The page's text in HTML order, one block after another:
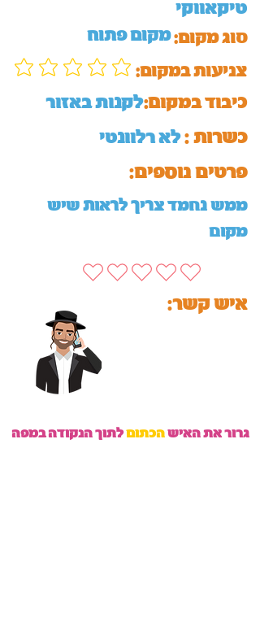
טיקאווקי
סוג מקום:מקום פתוח
:צניעות במקום
לקנות באזורכיבוד במקום:
לא רלוונטי כשרות :
:פרטים נוספים
ממש נחמד צריך לראות שיש
מקום
:איש קשר
גרור את האישהכתוםלתוך הנקודה במפה